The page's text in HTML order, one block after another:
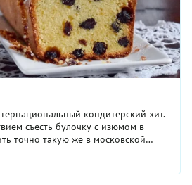
кондитерский хит.
съесть булочку с изюмом в
точно такую же в московской
не только в ...